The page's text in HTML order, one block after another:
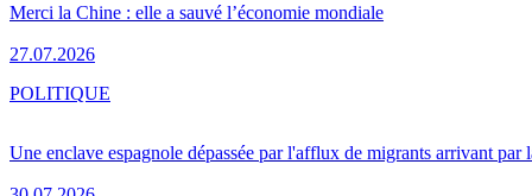
Merci la Chine : elle a sauvé l’économie mondiale
27.07.2026
Une enclave espagnole dépassée par l'afflux de migrants arrivant par
POLITIQUE